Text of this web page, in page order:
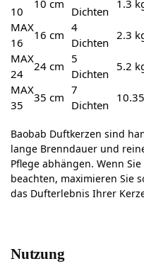
10
10 cm
Dichten
1.3
MAX
16
16 cm
4
Dichten
2.3
MAX
24
24 cm
5
Dichten
5.2
MAX
35
35 cm
7
Dichten
Baobab Duftkerzen sind
lange Brenndauer und
Pflege abhängen. Wenn
beachten, maximieren Sie
das Dufterlebnis Ihrer
Nutzung